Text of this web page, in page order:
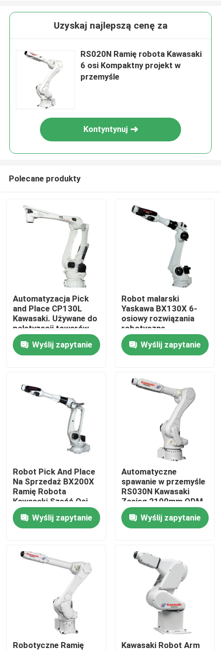
Produkty
O nas
Wycieczka po fabryce
Kontrola jakości
Skontaktuj się z nami
Aktualności
Sprawy
Uzyskaj najlepszą cenę za
RS020N Ramię robota Kawasaki
6 osi Kompaktny projekt w
przemyśle
Kontyntynuj
Polecane produkty
Automatyzacja Pick
and Place CP130L
Kawasaki. Używane do
paletyzacji towarów.
Wyślij zapytanie
Robot malarski
Yaskawa BX130X 6-
osiowy rozwiązania
robotyczne
Wyślij zapytanie
Robot Pick And Place
Na Sprzedaż BX200X
Ramię Robota
Kawasaki Sześć Osi
Wyślij zapytanie
Automatyczne
spawanie w przemyśle
RS030N Kawasaki
Zasięg 2100mm ODM
Wyślij zapytanie
Robotyczne Ramię
Kawasaki Robot Arm